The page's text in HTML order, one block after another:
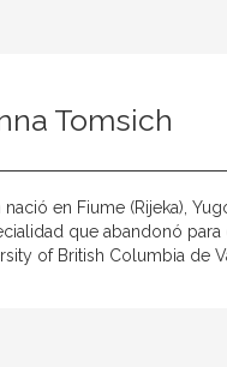
Tomsich
nació en Fiume (Rijeka),
que abandonó
of British Columbia de